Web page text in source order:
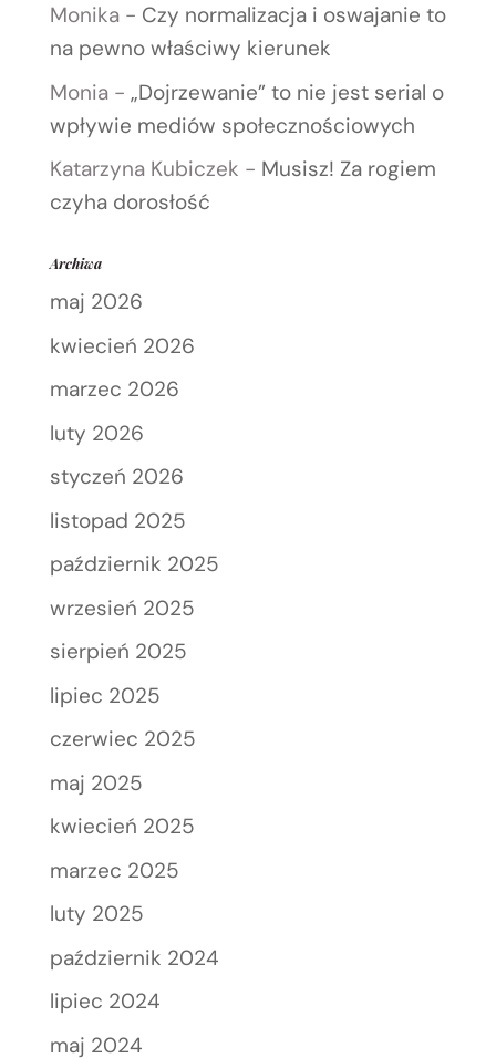
Monika- Czy normalizacja i oswajanie to
na pewno właściwy kierunek
Monia- „Dojrzewanie” to nie jest serial o
wpływie mediów społecznościowych
Katarzyna Kubiczek - Musisz! Za rogiem
czyha dorosłość
Archiwa
maj 2026
kwiecień 2026
marzec 2026
luty 2026
styczeń 2026
listopad 2025
październik 2025
wrzesień 2025
sierpień 2025
lipiec 2025
czerwiec 2025
maj 2025
kwiecień 2025
marzec 2025
luty 2025
październik 2024
lipiec 2024
maj 2024